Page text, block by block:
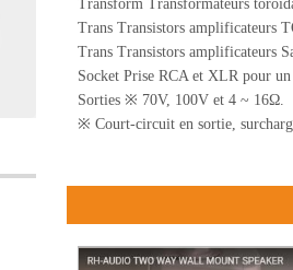
Transform Transformateurs
Trans Transistors amplificateurs
Trans Transistors amplificateurs
Socket Prise RCA et XLR pour
Sorties ※ 70V, 100V et 4 ~ 16Ω.
※ Court-circuit en sortie,